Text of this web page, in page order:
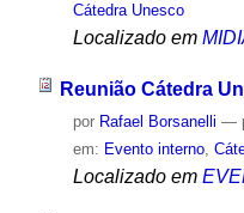
Cátedra Unesco
Localizado em
Reunião Cátedra
por Rafael Borsanelli —
em: Evento interno,
Localizado em